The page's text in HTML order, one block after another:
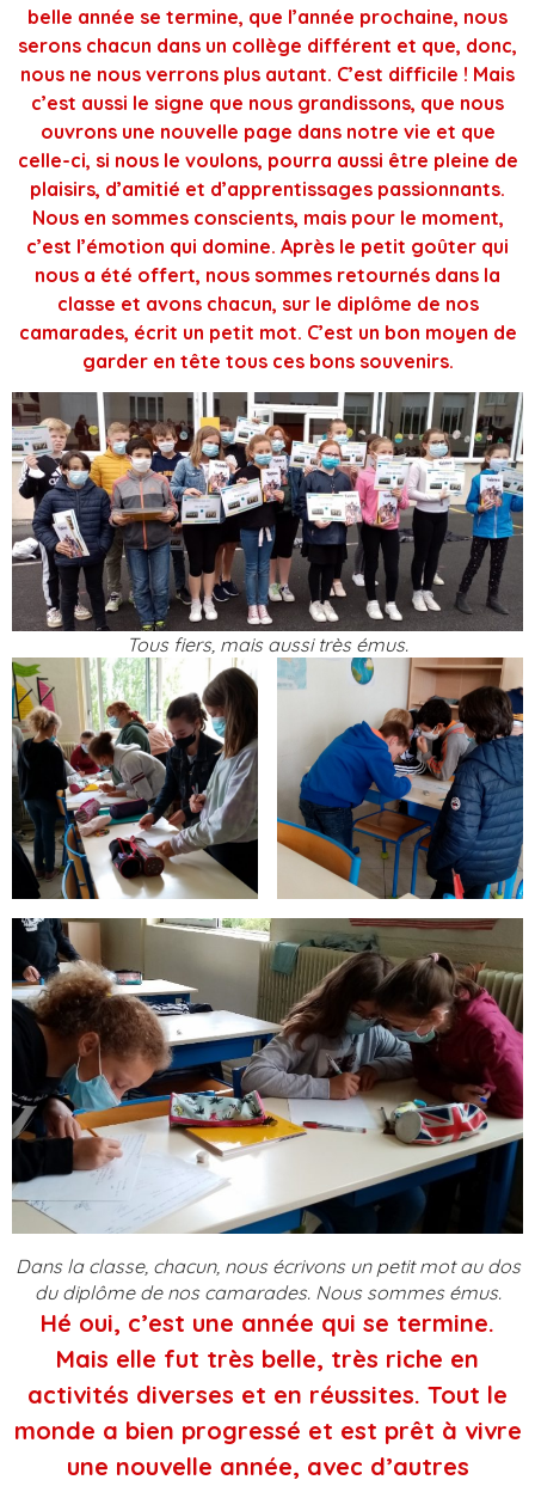
belle année se termine, que l’année prochaine, nous
serons chacun dans un collège différent et que, donc,
nous ne nous verrons plus autant. C’est difficile ! Mais
c’est aussi le signe que nous grandissons, que nous
ouvrons une nouvelle page dans notre vie et que
celle-ci, si nous le voulons, pourra aussi être pleine de
plaisirs, d’amitié et d’apprentissages passionnants.
Nous en sommes conscients, mais pour le moment,
c’est l’émotion qui domine. Après le petit goûter qui
nous a été offert, nous sommes retournés dans la
classe et avons chacun, sur le diplôme de nos
camarades, écrit un petit mot. C’est un bon moyen de
garder en tête tous ces bons souvenirs.
Tous fiers, mais aussi très émus.
Dans la classe, chacun, nous écrivons un petit mot au dos
du diplôme de nos camarades. Nous sommes émus.
Hé oui, c’est une année qui se termine.
Mais elle fut très belle, très riche en
activités diverses et en réussites. Tout le
monde a bien progressé et est prêt à vivre
une nouvelle année, avec d’autres